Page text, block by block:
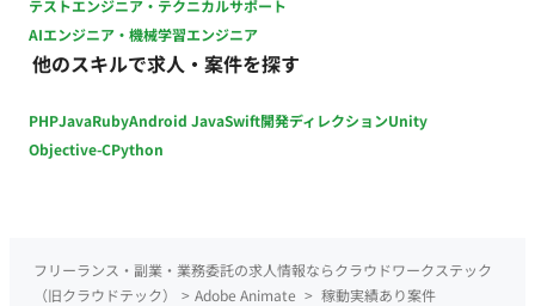
テストエンジニア・テクニカルサポート
AIエンジニア・機械学習エンジニア
他のスキルで求人・案件を探す
PHPJavaRubyAndroid JavaSwift開発ディレクションUnity
Objective-CPython
フリーランス・副業・業務委託の求人情報ならクラウドワークステック
（旧クラウドテック）
> Adobe Animate > 稼動実績あり案件